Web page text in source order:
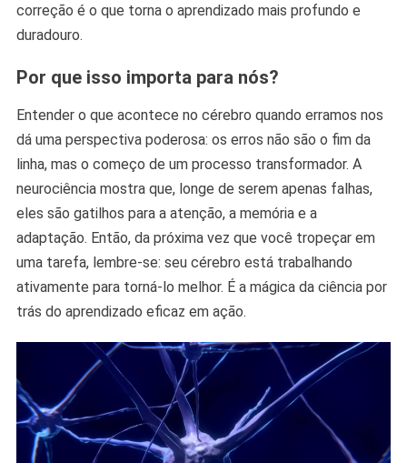
correção é o que torna o aprendizado mais profundo e
duradouro.
Por que isso importa para nós?
Entender o que acontece no cérebro quando erramos nos
dá uma perspectiva poderosa: os erros não são o fim da
linha, mas o começo de um processo transformador. A
neurociência mostra que, longe de serem apenas falhas,
eles são gatilhos para a atenção, a memória e a
adaptação. Então, da próxima vez que você tropeçar em
uma tarefa, lembre-se: seu cérebro está trabalhando
ativamente para torná-lo melhor. É a mágica da ciência por
trás do aprendizado eficaz em ação.